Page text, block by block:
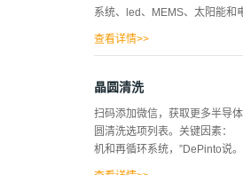
UPW漂洗8小时的接触角变得...
系统、led、MEMS、太阳能和
新的化学稀释技术，它可以将
度变化或TTV)典型的波蚀线性
±2.5µm。 文章全部详情，请
查看详情>>
晶圆清洗
扫码添加微信，获取更多半
圆清洗选项列表。关键因素
机和再循环系统，”DePinto说